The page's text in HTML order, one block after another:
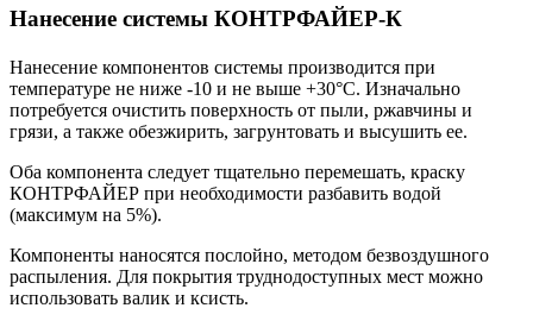
Нанесение системы КОНТРФАЙЕР-К
Нанесение компонентов системы производится при
температуре не ниже -10 и не выше +30°С. Изначально
потребуется очистить поверхность от пыли, ржавчины и
грязи, а также обезжирить, загрунтовать и высушить ее.
Оба компонента следует тщательно перемешать, краску
КОНТРФАЙЕР при необходимости разбавить водой
(максимум на 5%).
Компоненты наносятся послойно, методом безвоздушного
распыления. Для покрытия труднодоступных мест можно
использовать валик и ксисть.